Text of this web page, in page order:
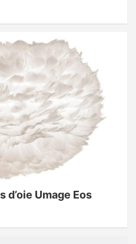
d’oie Umage Eos